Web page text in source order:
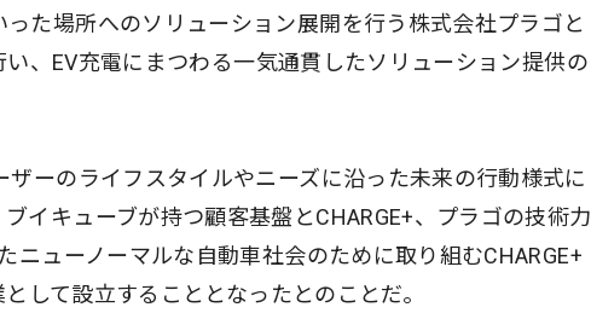
た場所へのソリューション展開を行う株式会社プラゴと
、EV充電にまつわる一気通貫したソリューション提供の
ーのライフスタイルやニーズに沿った未来の行動様式に
イキューブが持つ顧客基盤とCHARGE+、プラゴの技術力
ニューノーマルな自動車社会のために取り組むCHARGE+
して設立することとなったとのことだ。